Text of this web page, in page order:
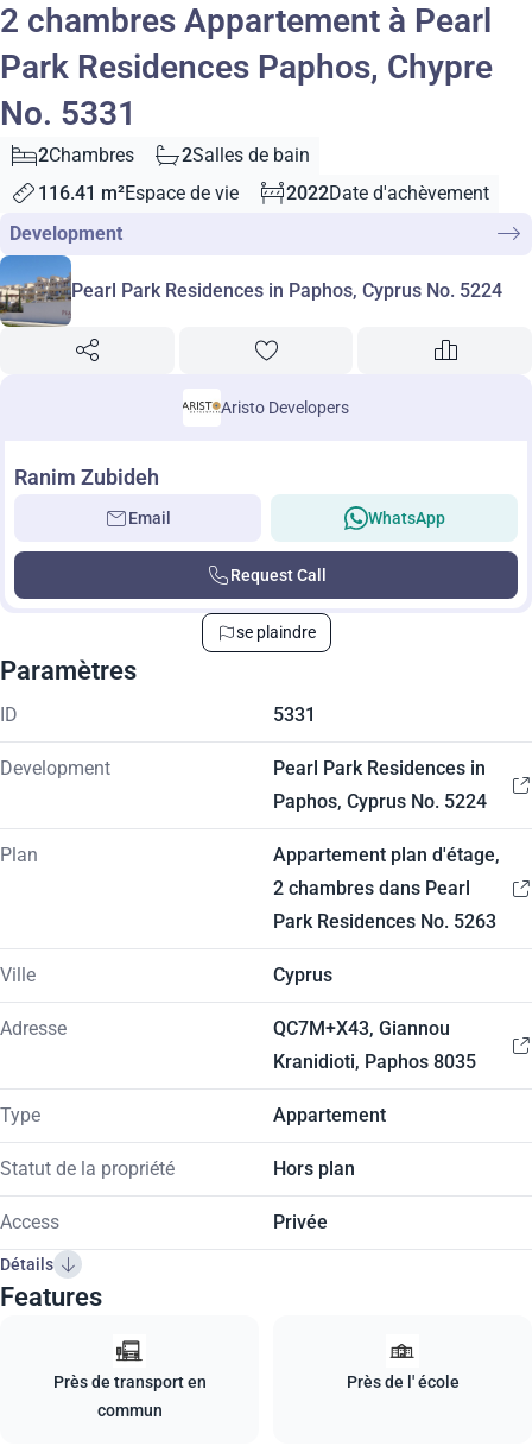
2 chambres Appartement à Pearl
Park Residences Paphos, Chypre
No. 5331
2Chambres 2Salles de bain
116.41 m²Espace de vie 2022Date d'achèvement
Development
Pearl Park Residences in Paphos, Cyprus No. 5224
Aristo Developers
Ranim Zubideh
Email WhatsApp
Request Call
se plaindre
Paramètres
ID 5331
Development
Pearl Park Residences in
Paphos, Cyprus No. 5224
Plan
Appartement plan d'étage,
2 chambres dans Pearl
Park Residences No. 5263
Ville Cyprus
Adresse
QC7M+X43, Giannou
Kranidioti, Paphos 8035
Type Appartement
Statut de la propriété Hors plan
Access Privée
Détails
Features
Près de transport en
commun
Près de l' école